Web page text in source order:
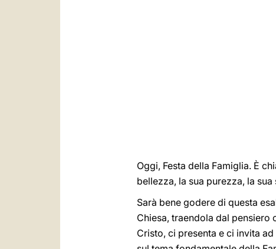
Oggi, Festa della Famiglia. È
bellezza, la sua purezza, la sua
Sarà bene godere di questa
Chiesa, traendola dal
Cristo, ci presenta e ci invita